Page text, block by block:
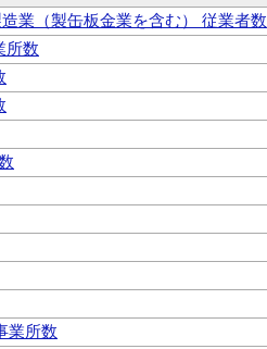
業（製缶板金業を含む） 従業者数
所数
業所数